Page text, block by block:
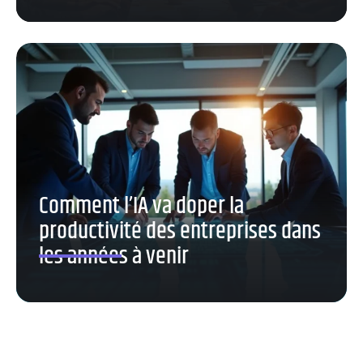
Comment l’IA va doper la
productivité des entreprises dans
les années à venir